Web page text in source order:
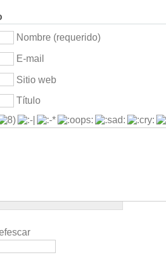
Nombre (requerido)
E-mail
Sitio web
Título